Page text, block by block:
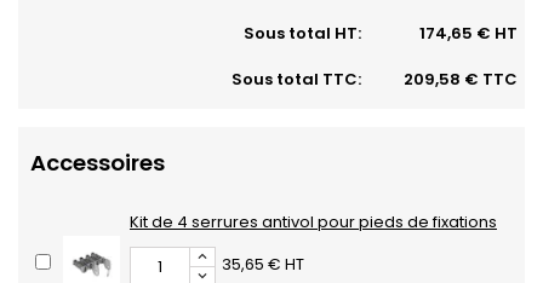
Sous total HT:
174,65 € HT
Sous total TTC:
209,58 € TTC
Accessoires
Kit de 4 serrures antivol pour pieds de fixations
35,65 € HT